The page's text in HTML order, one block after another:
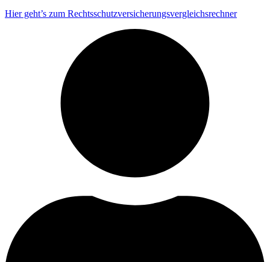
Hier geht’s zum Rechtsschutzversicherungsvergleichsrechner